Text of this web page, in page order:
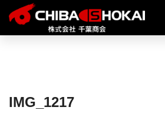
IMG_1217